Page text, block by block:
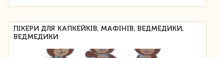
ПІКЕРИ ДЛЯ КАПКЕЙКІВ, МАФІНІВ, ВЕДМЕДИКИ,
ВЕДМЕДИКИ